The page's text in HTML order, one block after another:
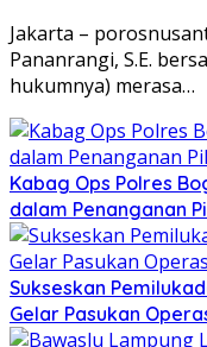
Jakarta –
Pananrangi, S.E.
hukumnya) merasa…
Kabag Ops Polres
dalam Penanganan
Sukseskan
Gelar Pasukan